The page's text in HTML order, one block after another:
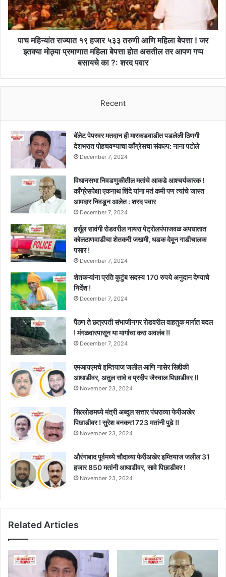
जाहीर,
वाचा
सविस्तर
जिल्हानिहाय
निकाल
तरुणी
आणि
महिला
बेपत्ता
मोठ्या
असतील
बसायचे
शरद
पाच महिन्यांत राज्यात १९ हजार ५३३ तरुणी आणि महिला बेपत्ता ! जर
इतक्या मोठ्या प्रमाणात महिला बेपत्ता होत असतील तर आपण गप्प
बसायचे का ?: शरद पवार
Recent
बॅलेट पेपरवर मतदान ही मारकडवाडीत पडलेली ठिणगी
देशभरात पोहचवण्याचा काँग्रेसचा संकल्प: नाना पटोले
December 7, 2024
विधानसभा निवडणुकीतील मतांचे आकडे आश्चर्यकारक !
काँग्रेसपेक्षा एकनाथ शिंदे यांना मतं कमी पण त्यांचे जास्त
आमदार निवडून आलेत : शरद पवार
December 7, 2024
हर्सूल सावंगी रोडवरील नायरा पेट्रोलपंपाजवळ अपघातात
कोलठाणवाडीचा शेतकरी जखमी, धडक देवून गाडीचालक
पसार !
December 7, 2024
शेतकऱ्यांना प्रति कुटुंब सदस्य 170 रुपये अनुदान देण्याचे
निर्देश !
December 7, 2024
पैठण ते छत्रपती संभाजीनगर रोडवरील वाहतुक मार्गात बदल
! मंगळवारपासून या मार्गाचा करा अवलंब !!
December 7, 2024
एमआयएमचे इम्तियाज जलील आणि नासेर सिद्दीकी
आघाडीवर, अतुल सावे व प्रदीप जैस्वाल पिछाडीवर !!
November 23, 2024
सिल्लोडमध्ये मंत्री अब्दुल सत्तार पंधराव्या फेरीअखेर
पिछाडीवर ! सुरेश बनकर1723 मतांनी पुढे !!
November 23, 2024
औरंगाबाद पूर्वमध्ये चौदाव्या फेरीअखेर इम्तियाज जलील 31
हजार 850 मतांनी आघाडीवर, सावे पिछाडीवर !
November 23, 2024
Related Articles